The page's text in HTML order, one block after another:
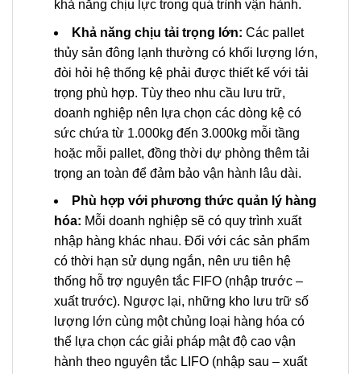
khả năng chịu lực trong quá trình vận hành.
Khả năng chịu tải trọng lớn: Các pallet
thủy sản đông lạnh thường có khối lượng lớn,
đòi hỏi hệ thống kệ phải được thiết kế với tải
trọng phù hợp. Tùy theo nhu cầu lưu trữ,
doanh nghiệp nên lựa chọn các dòng kệ có
sức chứa từ 1.000kg đến 3.000kg mỗi tầng
hoặc mỗi pallet, đồng thời dự phòng thêm tải
trọng an toàn để đảm bảo vận hành lâu dài.
Phù hợp với phương thức quản lý hàng
hóa: Mỗi doanh nghiệp sẽ có quy trình xuất
nhập hàng khác nhau. Đối với các sản phẩm
có thời hạn sử dụng ngắn, nên ưu tiên hệ
thống hỗ trợ nguyên tắc FIFO (nhập trước –
xuất trước). Ngược lại, những kho lưu trữ số
lượng lớn cùng một chủng loại hàng hóa có
thể lựa chọn các giải pháp mật độ cao vận
hành theo nguyên tắc LIFO (nhập sau – xuất